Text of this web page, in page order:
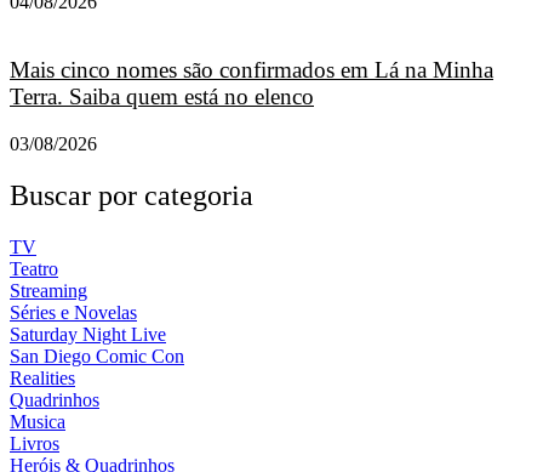
Mais cinco nomes são confirmados em Lá na Minha
Terra. Saiba quem está no elenco
03/08/2026
Buscar por categoria
TV
Teatro
Streaming
Séries e Novelas
Saturday Night Live
San Diego Comic Con
Realities
Quadrinhos
Musica
Livros
Heróis & Quadrinhos